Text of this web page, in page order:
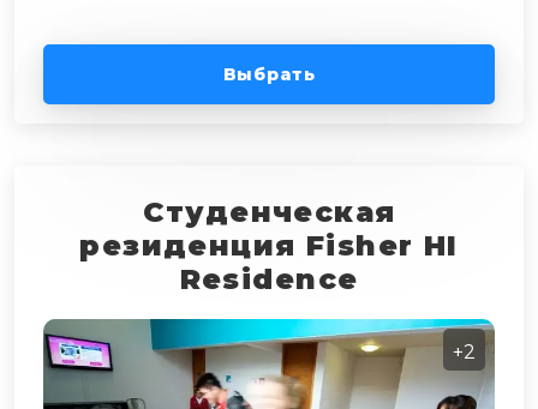
Выбрать
Студенческая
резиденция Fisher HI
Residence
+2